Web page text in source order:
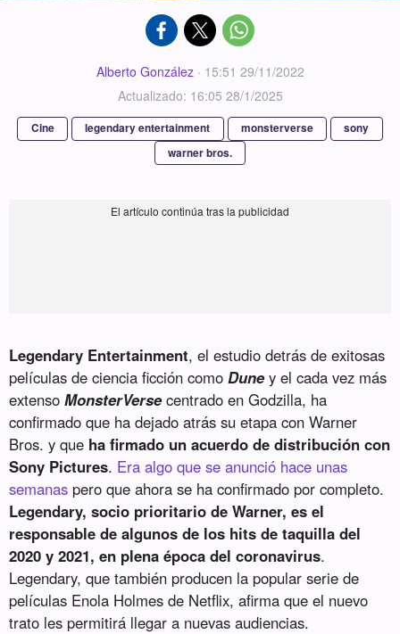
Alberto González· 15:51 29/11/2022
Actualizado: 16:05 28/1/2025
Cine legendary entertainment monsterverse
sony
warner bros.
Legendary Entertainment, el estudio detrás de exitosas
películas de ciencia ficción comoDuney el cada vez más
extensoMonsterVersecentrado en Godzilla, ha
confirmado que ha dejado atrás su etapa con Warner
Bros. y que ha firmado un acuerdo de distribución con
Sony Pictures. Era algo que se anunció hace unas
semanas pero que ahora se ha confirmado por completo.
Legendary, socio prioritario de Warner, es el
responsable de algunos de los hits de taquilla del
2020 y 2021, en plena época del coronavirus.
Legendary, que también producen la popular serie de
películas Enola Holmes de Netflix, afirma que el nuevo
trato les permitirá llegar a nuevas audiencias.